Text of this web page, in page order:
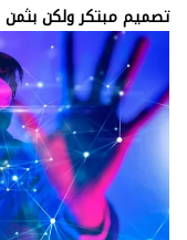
تصميم مبتكر ولكن بثمن